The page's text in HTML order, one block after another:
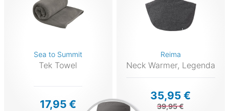
Sea to Summit
Tek Towel
17,95 €
Reima
Neck Warmer, Legenda
35,95 €
39,95 €